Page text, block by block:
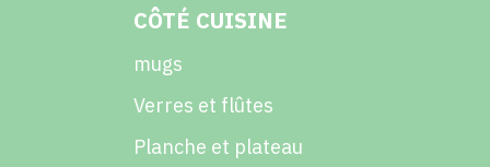
CÔTÉ CUISINE
mugs
Verres et flûtes
Planche et plateau